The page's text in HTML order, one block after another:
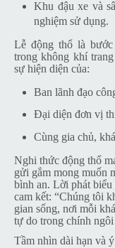
Khu đậu xe và
nghiệm sử dụng.
Lễ động thổ là
trong không khí
sự hiện diện của:
Ban lãnh đạo
Đại diện đơn vị
Cùng gia chủ,
Nghi thức động thổ
gửi gắm mong muốn
bình an. Lời phát
cam kết: “Chúng tôi
gian sống, nơi mỗi
tự do trong chính
Tầm nhìn dài hạn và